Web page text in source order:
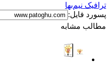
نیم‌بها
فایل:
مشابه